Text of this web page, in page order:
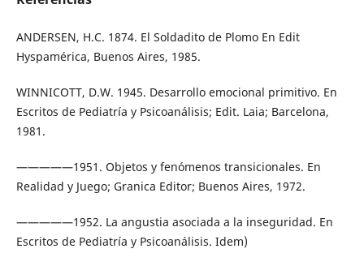
ANDERSEN, H.C. 1874. El Soldadito de Plomo En Edit
Hyspamérica, Buenos Aires, 1985.
WINNICOTT, D.W. 1945. Desarrollo emocional primitivo. En
Escritos de Pediatría y Psicoanálisis; Edit. Laia; Barcelona,
1981.
—————1951. Objetos y fenómenos transicionales. En
Realidad y Juego; Granica Editor; Buenos Aires, 1972.
—————1952. La angustia asociada a la inseguridad. En
Escritos de Pediatría y Psicoanálisis. Idem)